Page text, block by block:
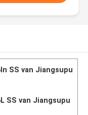
SS van Jiangsupu
SS van Jiangsupu